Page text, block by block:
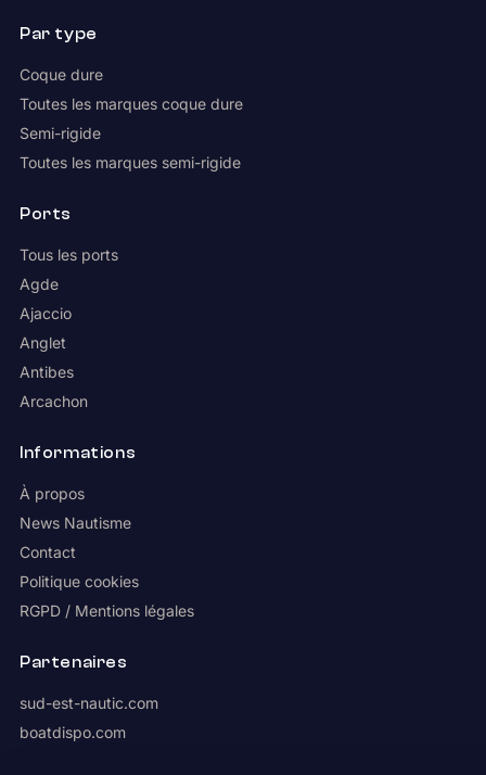
Par type
Coque dure
Toutes les marques coque dure
Semi-rigide
Toutes les marques semi-rigide
Ports
Tous les ports
Agde
Ajaccio
Anglet
Antibes
Arcachon
Informations
À propos
News Nautisme
Contact
Politique cookies
RGPD / Mentions légales
Partenaires
sud-est-nautic.com
boatdispo.com